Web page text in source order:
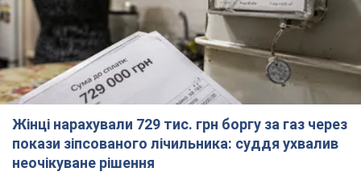
Жінці нарахували 729 тис. грн боргу за газ через
покази зіпсованого лічильника: суддя ухвалив
неочікуване рішення